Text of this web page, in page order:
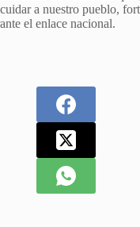
a nuestro pueblo,
el enlace nacional.